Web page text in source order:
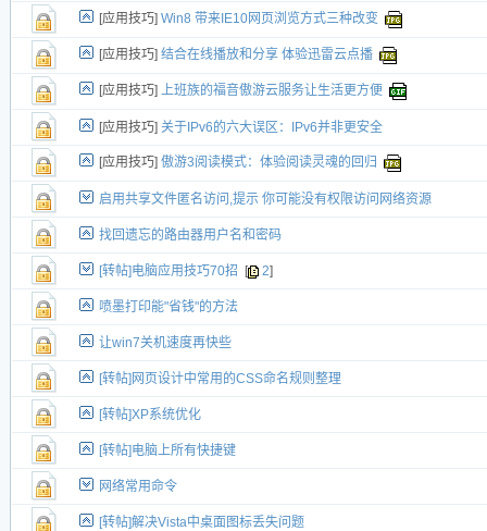
[应用技巧] Win8 带来IE10网页浏览方式三种改变
[应用技巧] 结合在线播放和分享 体验迅雷云点播
[应用技巧] 上班族的福音傲游云服务让生活更方便
[应用技巧] 关于IPv6的六大误区：IPv6并非更安全
[应用技巧] 傲游3阅读模式：体验阅读灵魂的回归
启用共享文件匿名访问,提示 你可能没有权限访问网络资源
找回遗忘的路由器用户名和密码
[转帖]电脑应用技巧70招 [ 2]
喷墨打印能"省钱"的方法
让win7关机速度再快些
[转帖]网页设计中常用的CSS命名规则整理
[转帖]XP系统优化
[转帖]电脑上所有快捷键
网络常用命令
[转帖]解决Vista中桌面图标丢失问题